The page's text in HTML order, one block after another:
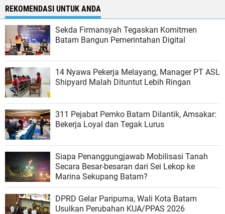
REKOMENDASI UNTUK ANDA
Sekda Firmansyah Tegaskan Komitmen
Batam Bangun Pemerintahan Digital
14 Nyawa Pekerja Melayang, Manager PT ASL
Shipyard Malah Dituntut Lebih Ringan
311 Pejabat Pemko Batam Dilantik, Amsakar:
Bekerja Loyal dan Tegak Lurus
Siapa Penanggungjawab Mobilisasi Tanah
Secara Besar-besaran dari Sei Lekop ke
Marina Sekupang Batam?
DPRD Gelar Paripurna, Wali Kota Batam
Usulkan Perubahan KUA/PPAS 2026